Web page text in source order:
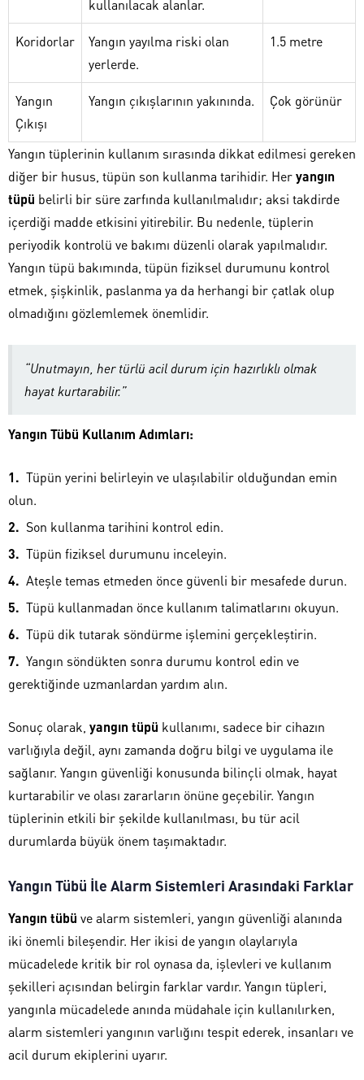
kullanılacak alanlar.
Koridorlar
Yangın yayılma riski olan
yerlerde.
1.5 metre
Yangın
Çıkışı
Yangın çıkışlarının yakınında. Çok görünür
Yangın tüplerinin kullanım sırasında dikkat edilmesi gereken
diğer bir husus, tüpün son kullanma tarihidir. Heryangın
tüpü belirli bir süre zarfında kullanılmalıdır; aksi takdirde
içerdiği madde etkisini yitirebilir. Bu nedenle, tüplerin
periyodik kontrolü ve bakımı düzenli olarak yapılmalıdır.
Yangın tüpü bakımında, tüpün fiziksel durumunu kontrol
etmek, şişkinlik, paslanma ya da herhangi bir çatlak olup
olmadığını gözlemlemek önemlidir.
“Unutmayın, her türlü acil durum için hazırlıklı olmak
hayat kurtarabilir.”
Yangın Tübü Kullanım Adımları:
Tüpün yerini belirleyin ve ulaşılabilir olduğundan emin
olun.
Son kullanma tarihini kontrol edin.
Tüpün fiziksel durumunu inceleyin.
Ateşle temas etmeden önce güvenli bir mesafede durun.
Tüpü kullanmadan önce kullanım talimatlarını okuyun.
Tüpü dik tutarak söndürme işlemini gerçekleştirin.
Yangın söndükten sonra durumu kontrol edin ve
gerektiğinde uzmanlardan yardım alın.
Sonuç olarak, yangın tüpü kullanımı, sadece bir cihazın
varlığıyla değil, aynı zamanda doğru bilgi ve uygulama ile
sağlanır. Yangın güvenliği konusunda bilinçli olmak, hayat
kurtarabilir ve olası zararların önüne geçebilir. Yangın
tüplerinin etkili bir şekilde kullanılması, bu tür acil
durumlarda büyük önem taşımaktadır.
Yangın Tübü İle Alarm Sistemleri Arasındaki Farklar
Yangın tübü ve alarm sistemleri, yangın güvenliği alanında
iki önemli bileşendir. Her ikisi de yangın olaylarıyla
mücadelede kritik bir rol oynasa da, işlevleri ve kullanım
şekilleri açısından belirgin farklar vardır. Yangın tüpleri,
yangınla mücadelede anında müdahale için kullanılırken,
alarm sistemleri yangının varlığını tespit ederek, insanları ve
acil durum ekiplerini uyarır.